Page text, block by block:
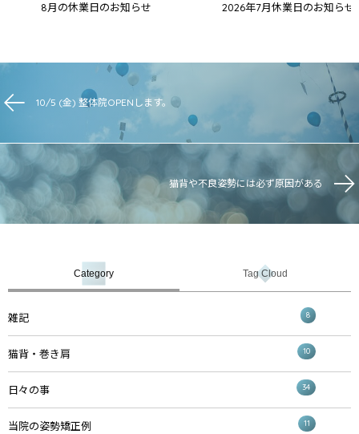
8月の休業日のお知らせ 2026年7月休業日のお知らせ
10/5 (金) 整体院OPENします。
猫背や不良姿勢には必ず原因がある
Category Tag Cloud
雑記 8
猫背・巻き肩 10
日々の事 34
当院の姿勢矯正例 11